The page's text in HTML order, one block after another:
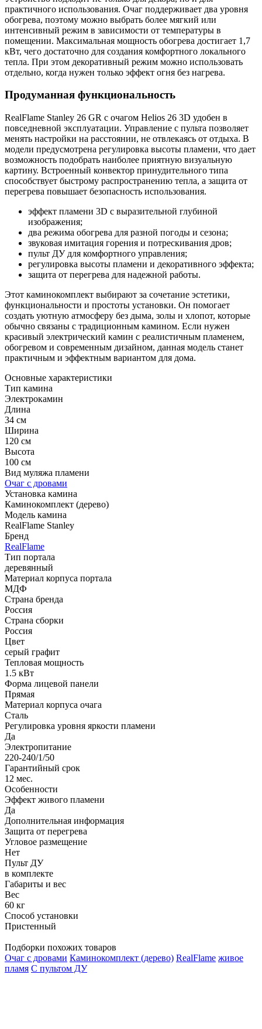
практичного использования. Очаг поддерживает два уровня
обогрева, поэтому можно выбрать более мягкий или
интенсивный режим в зависимости от температуры в
помещении. Максимальная мощность обогрева достигает 1,7
кВт, чего достаточно для создания комфортного локального
тепла. При этом декоративный режим можно использовать
отдельно, когда нужен только эффект огня без нагрева.
Продуманная функциональность
RealFlame Stanley 26 GR с очагом Helios 26 3D удобен в
повседневной эксплуатации. Управление с пульта позволяет
менять настройки на расстоянии, не отвлекаясь от отдыха. В
модели предусмотрена регулировка высоты пламени, что дает
возможность подобрать наиболее приятную визуальную
картину. Встроенный конвектор принудительного типа
способствует быстрому распространению тепла, а защита от
перегрева повышает безопасность использования.
эффект пламени 3D с выразительной глубиной
изображения;
два режима обогрева для разной погоды и сезона;
звуковая имитация горения и потрескивания дров;
пульт ДУ для комфортного управления;
регулировка высоты пламени и декоративного эффекта;
защита от перегрева для надежной работы.
Этот каминокомплект выбирают за сочетание эстетики,
функциональности и простоты установки. Он помогает
создать уютную атмосферу без дыма, золы и хлопот, которые
обычно связаны с традиционным камином. Если нужен
красивый электрический камин с реалистичным пламенем,
обогревом и современным дизайном, данная модель станет
практичным и эффектным вариантом для дома.
Основные характеристики
Тип камина
Электрокамин
Длина
34 см
Ширина
120 см
Высота
100 см
Вид муляжа пламени
Очаг с дровами
Установка камина
Каминокомплект (дерево)
Модель камина
RealFlame Stanley
Бренд
RealFlame
Тип портала
деревянный
Материал корпуса портала
МДФ
Страна бренда
Россия
Страна сборки
Россия
Цвет
серый графит
Тепловая мощность
1.5 кВт
Форма лицевой панели
Прямая
Материал корпуса очага
Сталь
Регулировка уровня яркости пламени
Да
Электропитание
220-240/1/50
Гарантийный срок
12 мес.
Особенности
Эффект живого пламени
Да
Дополнительная информация
Защита от перегрева
Угловое размещение
Нет
Пульт ДУ
в комплекте
Габариты и вес
Вес
60 кг
Способ установки
Пристенный
Подборки похожих товаров
Очаг с дровами Каминокомплект (дерево) RealFlame живое
пламя С пультом ДУ